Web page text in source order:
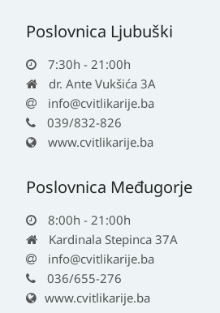
Poslovnica Ljubuški
7:30h - 21:00h
dr. Ante Vukšića 3A
info@cvitlikarije.ba
039/832-826
www.cvitlikarije.ba
Poslovnica Međugorje
8:00h - 21:00h
Kardinala Stepinca 37A
info@cvitlikarije.ba
036/655-276
www.cvitlikarije.ba